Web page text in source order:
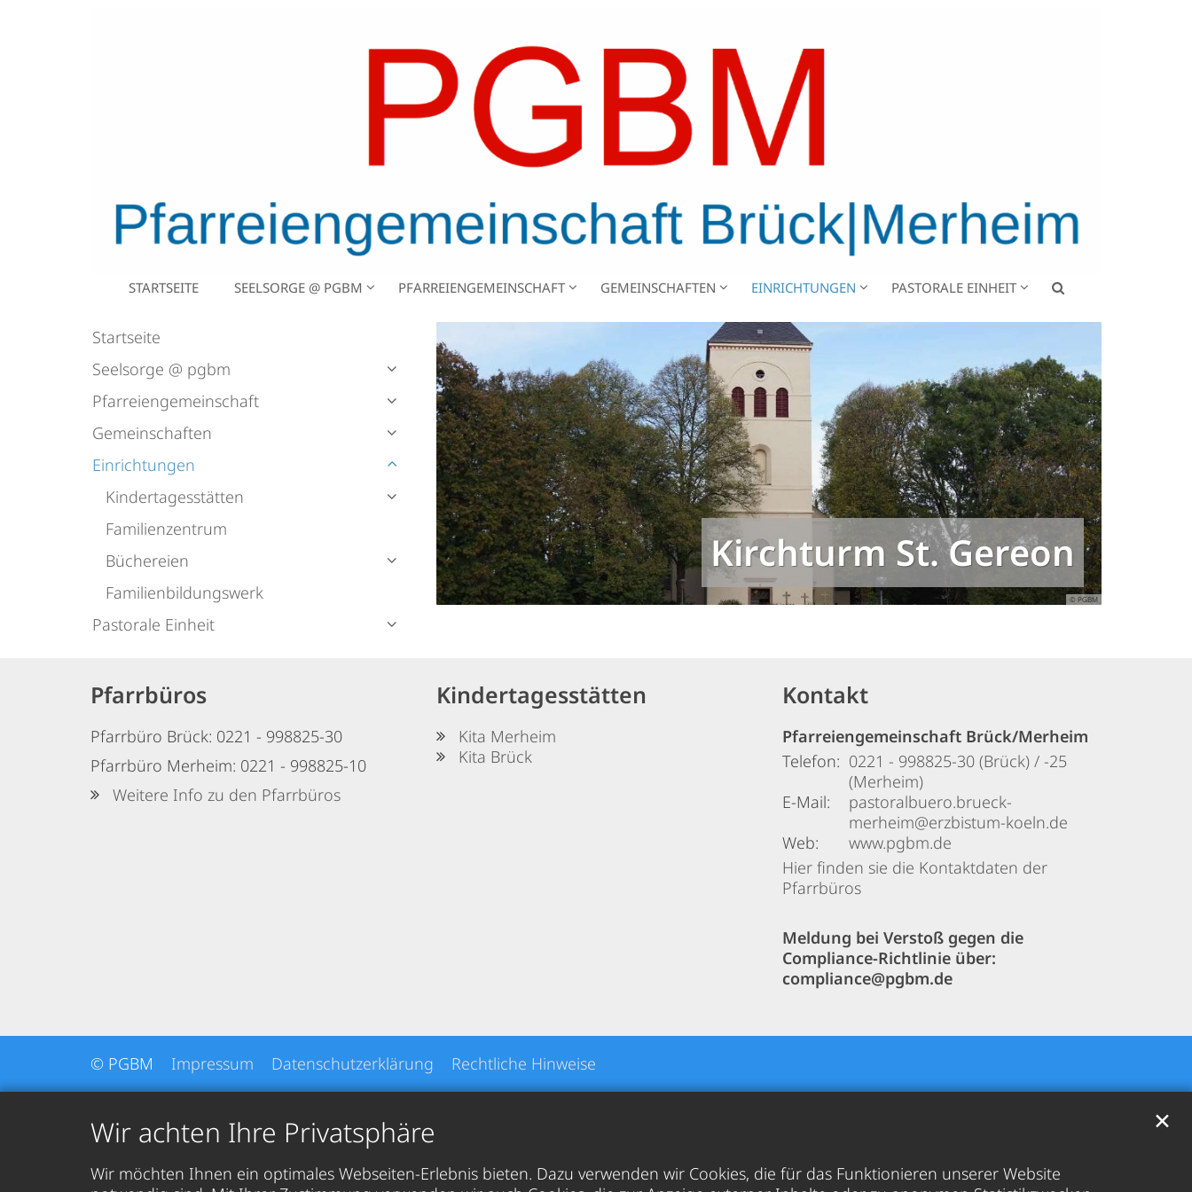
Wir achten Ihre Privatsphäre
Wir möchten Ihnen ein optimales Webseiten-Erlebnis bieten. Dazu verwenden wir Cookies, die für das Funktionieren unserer Website
✕
STARTSEITE SEELSORGE @ PGBM PFARREIENGEMEINSCHAFT GEMEINSCHAFTEN EINRICHTUNGEN PASTORALE EINHEIT
© PGBM
Kirchturm St. Gereon
© PGBM
© PGBM
© PGBM
© PGBM
© PGBM
© PGBM
© PGBM
Startseite
Seelsorge @ pgbm
Pfarreiengemeinschaft
Gemeinschaften
Einrichtungen
Kindertagesstätten
Familienzentrum
Büchereien
Familienbildungswerk
Pastorale Einheit
Pfarrbüros
Pfarrbüro Brück: 0221 - 998825-30
Pfarrbüro Merheim: 0221 - 998825-10
Weitere Info zu den Pfarrbüros
Kindertagesstätten
Kita Merheim
Kita Brück
Kontakt
Pfarreiengemeinschaft Brück/Merheim
Telefon: 0221 - 998825-30 (Brück) / -25
(Merheim)
E-Mail:
pastoralbuero.brueck-
merheim@erzbistum-koeln.de
Web:
www.pgbm.de
Hier finden sie die Kontaktdaten der
Pfarrbüros
Meldung bei Verstoß gegen die
Compliance-Richtlinie über:
compliance@pgbm.de
© PGBM Impressum Datenschutzerklärung Rechtliche Hinweise